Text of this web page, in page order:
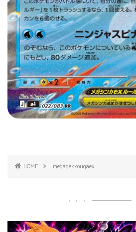
HOME megagekkougaex